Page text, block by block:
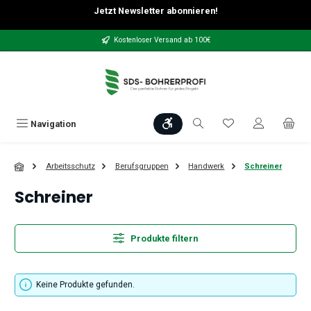
Zum Hauptinhalt springenJetzt Newsletter abonnieren!
Kostenloser Versand ab 100€
Navigation Werkzeugleiste anzeigen
Du hast 0
Arbeitsschutz Berufsgruppen Handwerk Schreiner
Schreiner
Produkte filtern
Keine Produkte gefunden.